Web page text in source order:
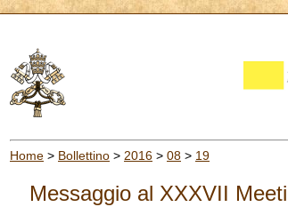
Home > Bollettino > 2016 > 08 > 19
Messaggio al XXXVII